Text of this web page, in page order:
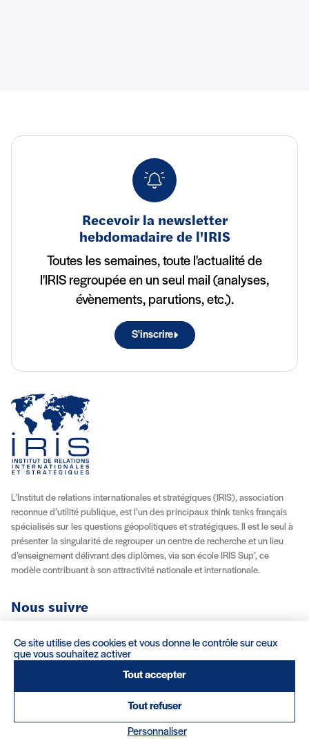
Recevoir la newsletter
hebdomadaire de l'IRIS
Toutes les semaines, toute l'actualité de
l'IRIS regroupée en un seul mail (analyses,
évènements, parutions, etc.).
S'inscrire
L’Institut de relations internationales et stratégiques (IRIS), association
reconnue d’utilité publique, est l’un des principaux think tanks français
spécialisés sur les questions géopolitiques et stratégiques. Il est le seul à
présenter la singularité de regrouper un centre de recherche et un lieu
d’enseignement délivrant des diplômes, via son école IRIS Sup’, ce
modèle contribuant à son attractivité nationale et internationale.
Nous suivre
YoutubeInstagramFacebookX (Twitter)
LinkedinFlux RSS
À propos
Recrutement Locations Contact
(nouvelle fenêtre)
Ce site utilise des cookies et vous donne le contrôle sur ceux
que vous souhaitez activer
Tout accepter
Tout refuser
Personnaliser